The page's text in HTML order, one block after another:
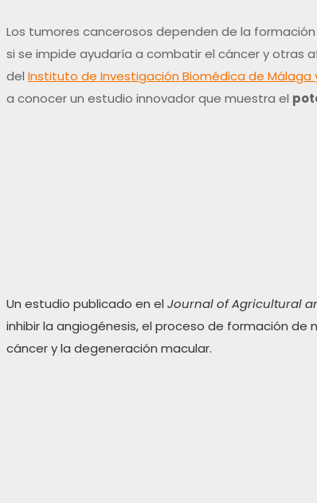
Los tumores cancerosos dependen de la
si se impide ayudaría a combatir el cáncer y otras
del Instituto de Investigación Biomédica de Málaga
a conocer un estudio innovador que muestra el
Un estudio publicado en el Journal of Agricultural
inhibir la angiogénesis, el proceso de formación
cáncer y la degeneración macular.